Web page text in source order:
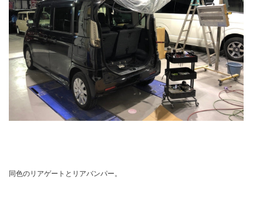
同色のリアゲートとリアバンパー。